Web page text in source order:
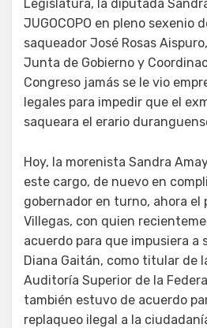
Legislatura, la diputada
JUGOCOPO en pleno sexenio
saqueador José Rosas
Junta de Gobierno y
Congreso jamás se le vio
legales para impedir que el
saqueara el erario
Hoy, la morenista Sandra
este cargo, de nuevo en
gobernador en turno, ahora el
Villegas, con quien
acuerdo para que impusiera a
Diana Gaitán, como titular de
Auditoría Superior de la
también estuvo de acuerdo
replaqueo ilegal a la